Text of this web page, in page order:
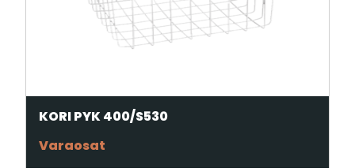
KORI PYK 400/S530
Varaosat